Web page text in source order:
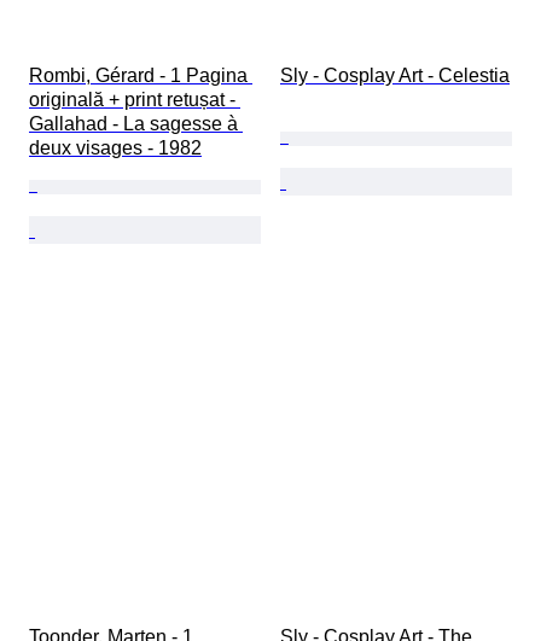
Rombi, Gérard - 1 Pagina
originală + print retușat -
Gallahad - La sagesse à
deux visages - 1982
Sly - Cosplay Art - Celestia
Toonder, Marten - 1
Sly - Cosplay Art - The